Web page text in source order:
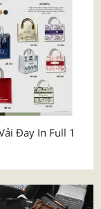
Đay In Full 1